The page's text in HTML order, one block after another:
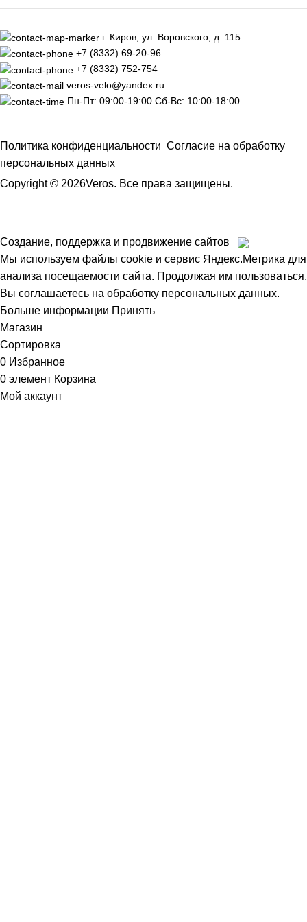
г. Киров, ул. Воровского, д. 115
+7 (8332) 69-20-96
+7 (8332) 752-754
veros-velo@yandex.ru
Пн-Пт: 09:00-19:00 Сб-Вс: 10:00-18:00
Политика конфиденциальности Согласие на обработку
персональных данных
Copyright © 2026Veros. Все права защищены.
Создание, поддержка и продвижение сайтов
Мы используем файлы cookie и сервис Яндекс.Метрика для
анализа посещаемости сайта. Продолжая им пользоваться,
Вы соглашаетесь на обработку персональных данных.
Больше информации Принять
Магазин
Сортировка
0 Избранное
0 элемент Корзина
Мой аккаунт